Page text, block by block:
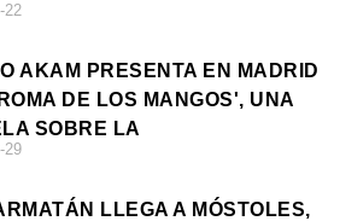
22
AKAM PRESENTA EN MADRID
DE LOS MANGOS', UNA
SOBRE LA
29
LLEGA A MÓSTOLES,